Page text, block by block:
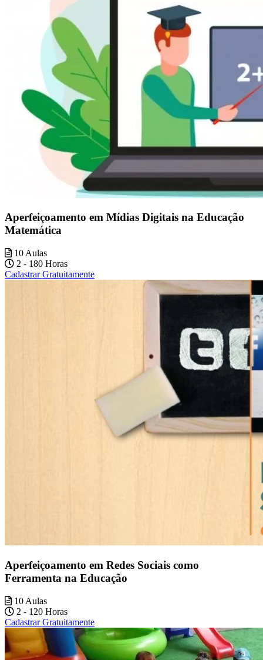
Aperfeiçoamento em Mídias Digitais na Educação
Matemática
10 Aulas
2 - 180 Horas
Cadastrar Gratuitamente
Aperfeiçoamento em Redes Sociais como
Ferramenta na Educação
10 Aulas
2 - 120 Horas
Cadastrar Gratuitamente